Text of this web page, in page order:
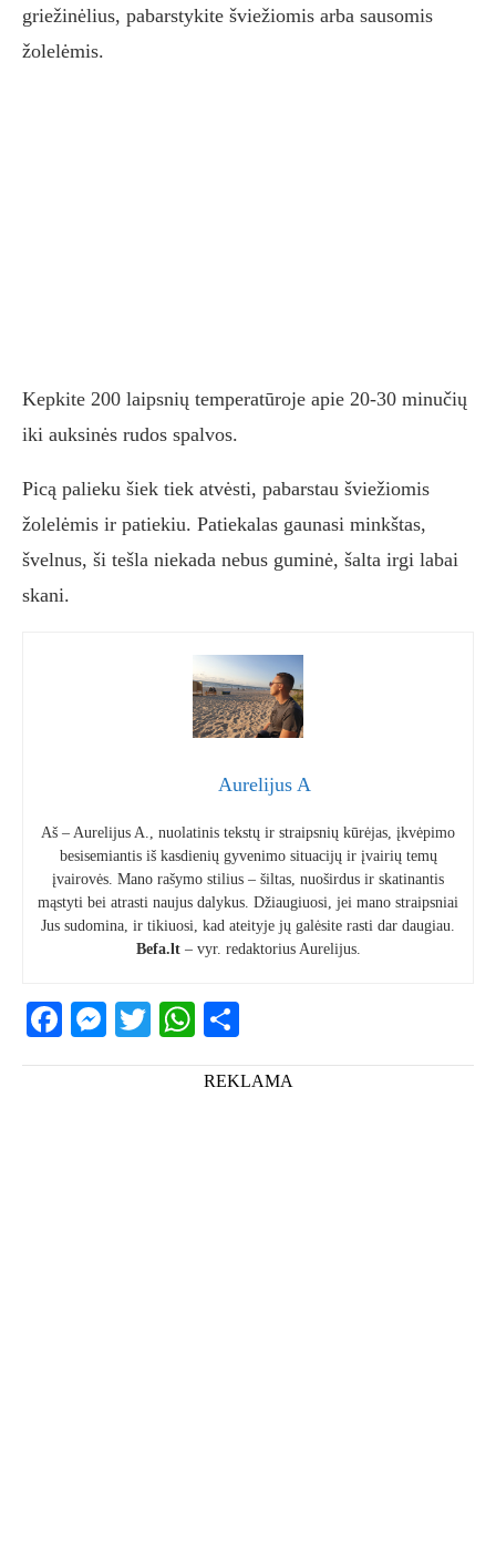
griežinėlius, pabarstykite šviežiomis arba sausomis
žolelėmis.
Kepkite 200 laipsnių temperatūroje apie 20-30 minučių
iki auksinės rudos spalvos.
Picą palieku šiek tiek atvėsti, pabarstau šviežiomis
žolelėmis ir patiekiu. Patiekalas gaunasi minkštas,
švelnus, ši tešla niekada nebus guminė, šalta irgi labai
skani.
Aurelijus A
Aš – Aurelijus A., nuolatinis tekstų ir straipsnių kūrėjas, įkvėpimo
besisemiantis iš kasdienių gyvenimo situacijų ir įvairių temų
įvairovės. Mano rašymo stilius – šiltas, nuoširdus ir skatinantis
mąstyti bei atrasti naujus dalykus. Džiaugiuosi, jei mano straipsniai
Jus sudomina, ir tikiuosi, kad ateityje jų galėsite rasti dar daugiau.
Befa.lt– vyr. redaktorius Aurelijus.
Facebook
Messenger
TwitterWhatsApp
REKLAMA